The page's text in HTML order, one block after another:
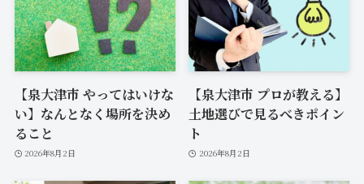
【泉大津市 やってはいけな
い】なんとなく場所を決め
ること
2026年8月2日
【泉大津市 プロが教える】
土地選びで見るべきポイン
ト
2026年8月2日